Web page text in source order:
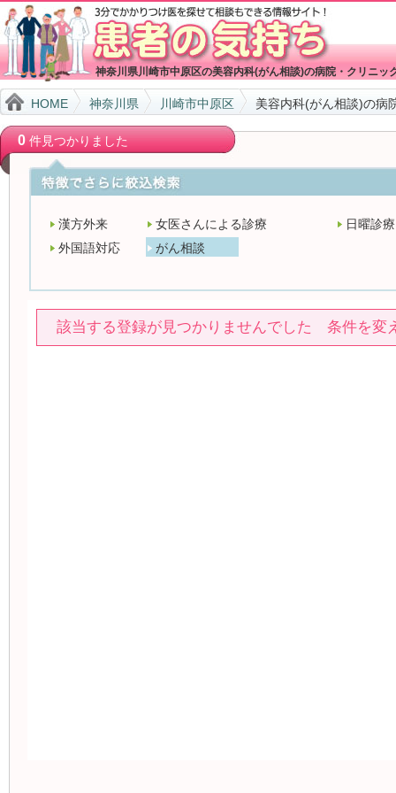
神奈川県川崎市中原区の美容内科(がん相談)の病院・クリニッ
HOME 神奈川県 川崎市中原区 美容内科(がん相談)の病
0件見つかりました
漢方外来 女医さんによる診療
日曜診療
外国語対応
がん相談
該当する登録が見つかりませんでした 条件を